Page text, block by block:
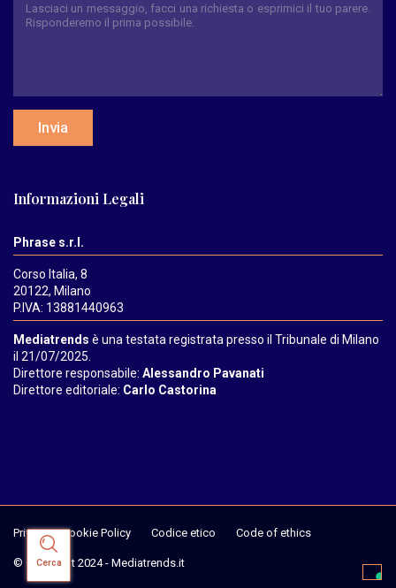
Cerca
Invia
Informazioni Legali
Phrase s.r.l.
Corso Italia, 8
20122, Milano
P.IVA: 13881440963
Mediatrends è una testata registrata presso il Tribunale di Milano
il 21/07/2025.
Direttore responsabile: Alessandro Pavanati
Direttore editoriale: Carlo Castorina
Privacy & Cookie Policy Codice etico Code of ethics
© Copyright 2024 - Mediatrends.it